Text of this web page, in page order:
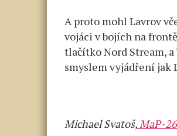
A proto mohl Lavrov
vojáci v bojích na
tlačítko Nord Stream, a
smyslem vyjádření jak
Michael Svatoš, MaP-